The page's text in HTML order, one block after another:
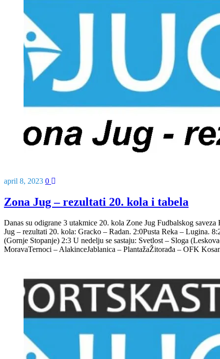
april 8, 2023 0
Zona Jug – rezultati 20. kola i tabela
Danas su odigrane 3 utakmice 20. kola Zone Jug Fudbalskog
Jug – rezultati 20. kola: Gracko – Radan. 2:0Pusta Reka – Lugina.
(Gornje Stopanje) 2:3 U nedelju se sastaju: Svetlost – Sloga
MoravaTernoci – AlakinceJablanica – PlantažaŽitorađa – OFK